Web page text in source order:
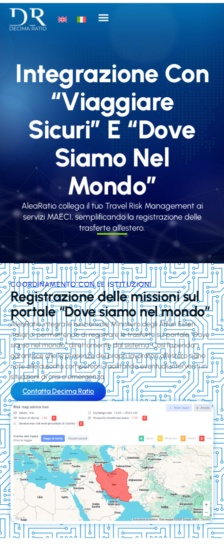
Integrazione Con
“Viaggiare
Sicuri” E “Dove
Siamo Nel
Mondo”
AleaRatio collega il tuo Travel Risk Management ai
servizi MAECI, semplificando la registrazione delle
trasferte all’estero.
COORDINAMENTO CON LE ISTITUZIONI
Registrazione delle missioni sul
portale “Dove siamo nel mondo”
AleaRatio integra le funzioni del Ministero degli Affari Esteri
italiano, permettendo di registrare le trasferte sul portale “Dove
siamo nel mondo” direttamente dal sistema. Così l’azienda
garantisce che le presenze dei propri lavoratori all’estero siano
note alle autorità competenti, facilitando eventuali interventi in
situazioni di crisi o emergenza.
Contatta Decima Ratio